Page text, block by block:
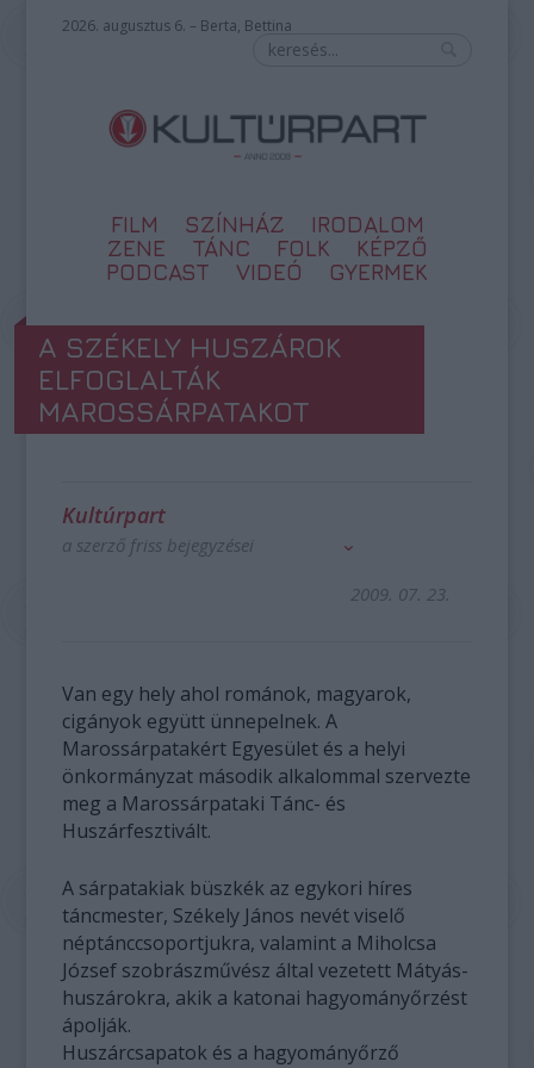
2026. augusztus 6. – Berta, Bettina
FILM SZÍNHÁZ
IRODALOM
ZENE
TÁNC FOLK
KÉPZŐ
PODCAST
VIDEÓ GYERMEK
A SZÉKELY HUSZÁROK
ELFOGLALTÁK
MAROSSÁRPATAKOT
Kultúrpart
a szerző friss bejegyzései
2009. 07. 23.
Van egy hely ahol románok, magyarok,
cigányok együtt ünnepelnek. A
Marossárpatakért Egyesület és a helyi
önkormányzat második alkalommal szervezte
meg a Marossárpataki Tánc- és
Huszárfesztivált.
A sárpatakiak büszkék az egykori híres
táncmester, Székely János nevét viselő
néptánccsoportjukra, valamint a Miholcsa
József szobrászművész által vezetett Mátyás-
huszárokra, akik a katonai hagyományőrzést
ápolják.
Huszárcsapatok és a hagyományőrző